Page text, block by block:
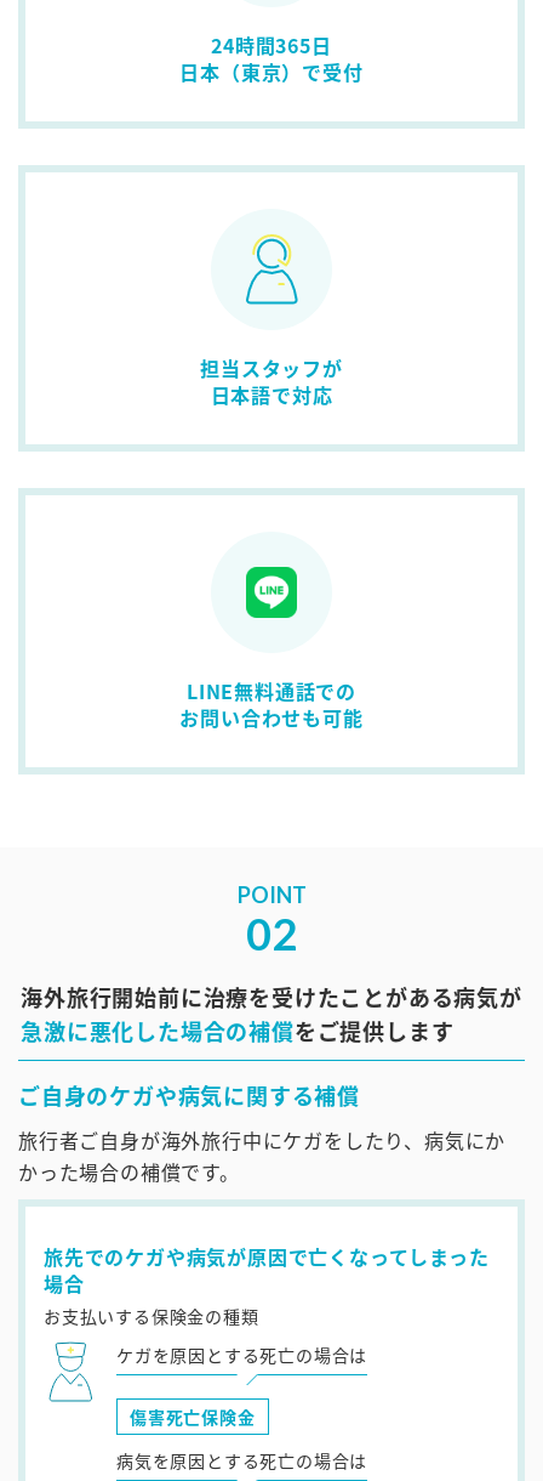
24時間365日
日本（東京）で受付
担当スタッフが
日本語で対応
LINE無料通話での
お問い合わせも可能
POINT
02
海外旅行開始前に治療を受けたことがある病気が
急激に悪化した場合の補償をご提供します
ご自身のケガや病気に関する補償
旅行者ご自身が海外旅行中にケガをしたり、病気にか
かった場合の補償です。
旅先でのケガや病気が原因で亡くなってしまった
場合
お支払いする保険金の種類
ケガを原因とする死亡の場合は
傷害死亡保険金
病気を原因とする死亡の場合は